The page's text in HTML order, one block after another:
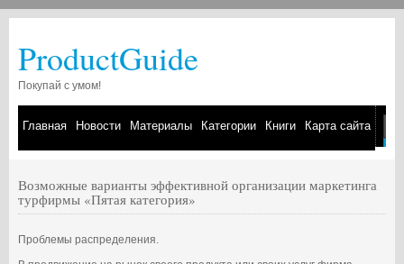
ProductGuide
Покупай с умом!
Главная Новости Материалы Категории Книги Карта сайта
Возможные варианты эффективной организации маркетинга
турфирмы «Пятая категория»
Проблемы распределения.